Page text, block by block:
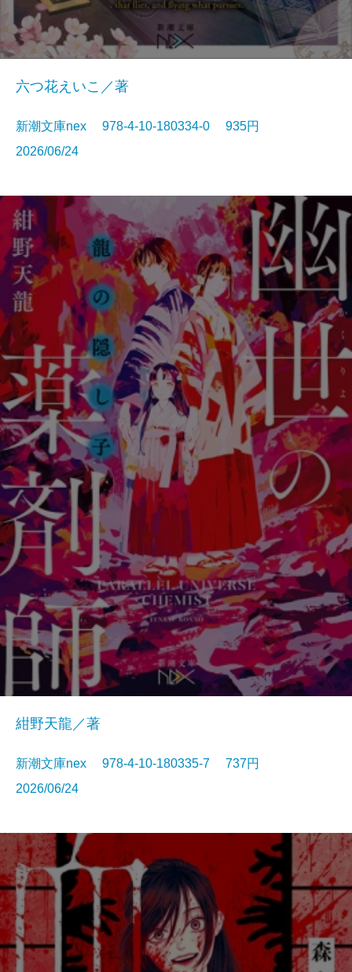
六つ花えいこ／著
新潮文庫nex 978-4-10-180334-0 935円
2026/06/24
紺野天龍／著
新潮文庫nex 978-4-10-180335-7 737円
2026/06/24